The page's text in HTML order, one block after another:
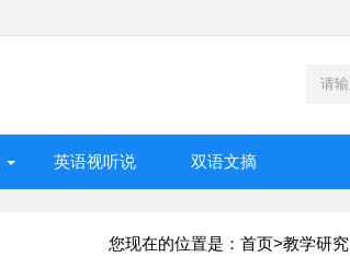
英语视听说 双语文摘
您现在的位置是： 首页>教学研究